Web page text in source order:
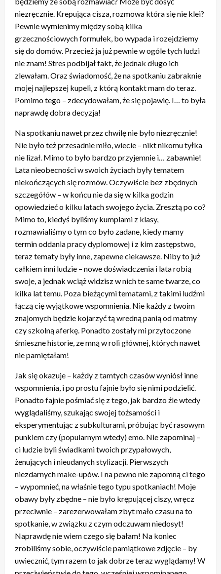
niezręcznie. Krepująca cisza, rozmowa która się nie klei?
Pewnie wymienimy między sobą kilka
grzecznościowych formułek, bo wypada i rozejdziemy
się do domów. Przecież ja już pewnie w ogóle tych ludzi
nie znam! Stres podbijał fakt, że jednak długo ich
zlewałam. Oraz świadomość, że na spotkaniu zabraknie
mojej najlepszej kupeli, z którą kontakt mam do teraz.
Pomimo tego – zdecydowałam, że się pojawię. I… to była
naprawdę dobra decyzja!
Na spotkaniu nawet przez chwilę nie było niezręcznie!
Nie było też przesadnie miło, wiecie – nikt nikomu tyłka
nie lizał. Mimo to było bardzo przyjemnie i… zabawnie!
Lata nieobecności w swoich życiach były tematem
niekończących się rozmów. Oczywiście bez zbędnych
szczegółów – w końcu nie da się w kilka godzin
opowiedzieć o kilku latach swojego życia. Zresztą po co?
Mimo to, kiedyś byliśmy kumplami z klasy,
rozmawialiśmy o tym co było zadane, kiedy mamy
termin oddania pracy dyplomowej i z kim zastępstwo,
teraz tematy były inne, zapewne ciekawsze. Niby to już
całkiem inni ludzie – nowe doświadczenia i lata robią
swoje, a jednak wciąż widzisz w nich te same twarze, co
kilka lat temu. Poza bieżącymi tematami, z takimi ludźmi
łączą cię wyjątkowe wspomnienia. Nie każdy z twoim
znajomych będzie kojarzyć tą wredną panią od matmy
czy szkolną aferkę. Ponadto zostały mi przytoczone
śmieszne historie, ze mną w roli głównej, których nawet
nie pamiętałam!
Jak się okazuje – każdy z tamtych czasów wyniósł inne
wspomnienia, i po prostu fajnie było się nimi podzielić.
Ponadto fajnie pośmiać się z tego, jak bardzo źle wtedy
wyglądaliśmy, szukając swojej tożsamości i
eksperymentując z subkulturami, próbując być rasowym
punkiem czy (popularnym wtedy) emo. Nie zapominaj –
ci ludzie byli świadkami twoich przypałowych,
żenujących i nieudanych stylizacji. Pierwszych
niezdarnych make-upów. I na pewno nie zapomną ci tego
– wypomnieć, na właśnie tego typu spotkaniach! Moje
obawy były zbędne – nie było krępującej ciszy, wręcz
przeciwnie – zarezerwowałam zbyt mało czasu na to
spotkanie, w związku z czym odczuwam niedosyt!
Naprawdę nie wiem czego się bałam! Na koniec
zrobiliśmy sobie, oczywiście pamiątkowe zdjęcie – by
uwiecznić, tym razem to jak dobrze teraz wyglądamy! W